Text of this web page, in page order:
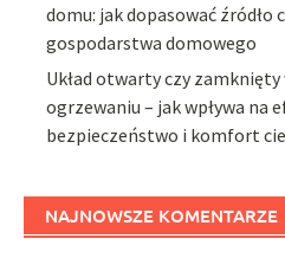
domu: jak dopasować źródło
gospodarstwa domowego
Układ otwarty czy
ogrzewaniu – jak wpływa na
bezpieczeństwo i komfort
NAJNOWSZE KOMENTARZE